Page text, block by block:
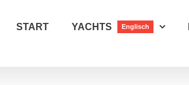
START YACHTS Englisch